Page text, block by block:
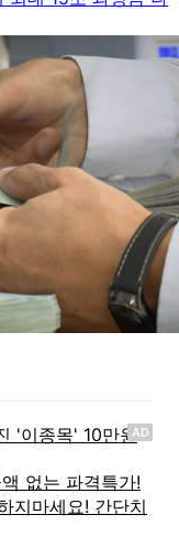
AD